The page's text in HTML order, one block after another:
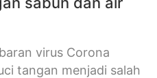
virus Corona
tangan menjadi salah